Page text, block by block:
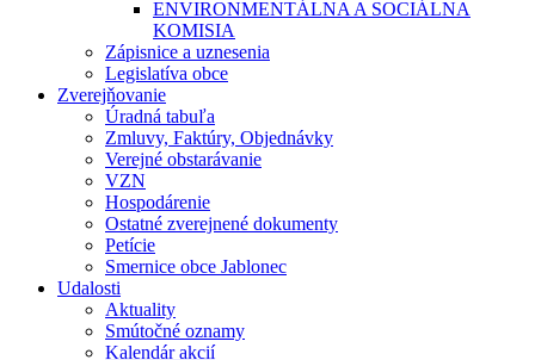
ENVIRONMENTÁLNA A SOCIÁLNA
KOMISIA
Zápisnice a uznesenia
Legislatíva obce
Zverejňovanie
Úradná tabuľa
Zmluvy, Faktúry, Objednávky
Verejné obstarávanie
VZN
Hospodárenie
Ostatné zverejnené dokumenty
Petície
Smernice obce Jablonec
Udalosti
Aktuality
Smútočné oznamy
Kalendár akcií